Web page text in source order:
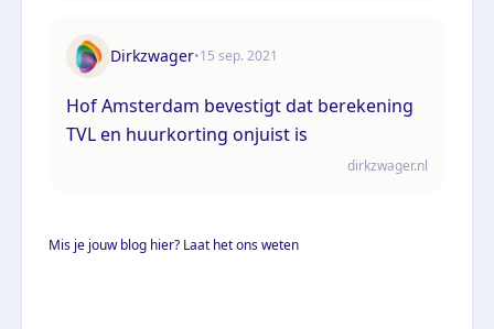
Dirkzwager•15 sep. 2021
Hof Amsterdam bevestigt dat berekening
TVL en huurkorting onjuist is
dirkzwager.nl
Mis je jouw blog hier? Laat het ons weten